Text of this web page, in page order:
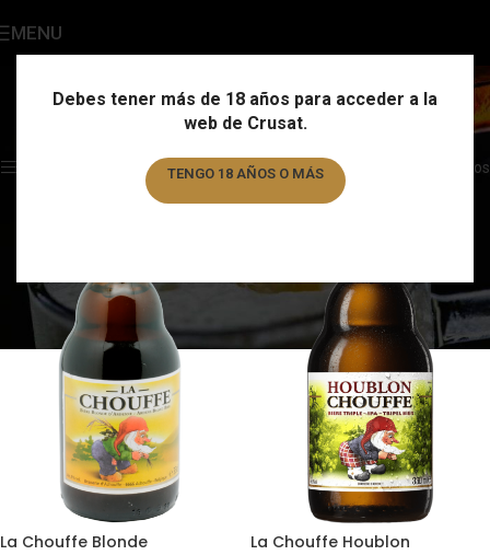
Debes tener más de 18 años para acceder a la
web de Crusat.
TENGO 18 AÑOS O MÁS
MENU La Chouffe
Showing all 2 results
Filtros
La Chouffe Blonde La Chouffe Houblon